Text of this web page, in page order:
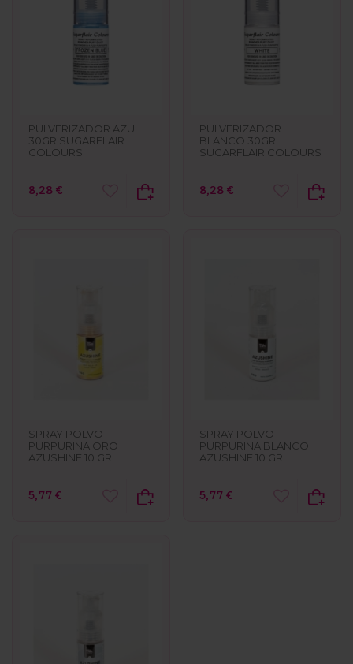
PULVERIZADOR AZUL
30GR SUGARFLAIR
COLOURS
8,28 €
PULVERIZADOR
BLANCO 30GR
SUGARFLAIR COLOURS
8,28 €
SPRAY POLVO
PURPURINA ORO
AZUSHINE 10 GR
5,77 €
SPRAY POLVO
PURPURINA BLANCO
AZUSHINE 10 GR
5,77 €